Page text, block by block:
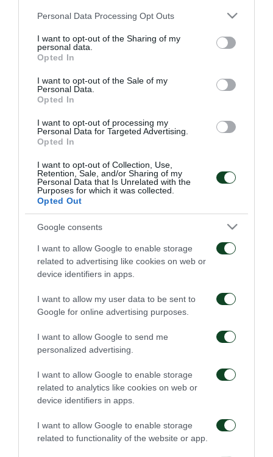
Please note that this website/app uses one or more Google
not limited to your visit or usage behaviour. You may click to
grant or deny consent to Google and its third-party tags to
use your data for below specified purposes in below Google
consent section.
Personal Data Processing Opt Outs
I want to opt-out of the Sharing of my
personal data.
Opted In
I want to opt-out of the Sale of my
Personal Data.
Opted In
I want to opt-out of processing my
Personal Data for Targeted Advertising.
Opted In
I want to opt-out of Collection, Use,
Retention, Sale, and/or Sharing of my
Personal Data that Is Unrelated with the
Purposes for which it was collected.
Opted Out
Google consents
I want to allow Google to enable storage
related to advertising like cookies on web or
device identifiers in apps.
I want to allow my user data to be sent to
Google for online advertising purposes.
I want to allow Google to send me
personalized advertising.
I want to allow Google to enable storage
related to analytics like cookies on web or
device identifiers in apps.
I want to allow Google to enable storage
related to functionality of the website or app.
Μετά το τέλος της προπόνησης ο Ιβάν Γιοβάνοβιτς
ανακοίνωσε τη λίστα των ποδοσφαιριστών που
βρίσκονται στην αποστολή. Σε αυτή
Ξενόπουλος, Χουάνκαρ, Βέλεθ, Σένκεφελντ,
Καρλίτος, Χατζηθεοδωρίδης, Σάντσες, Λούντκβιστ,
Ρουμπέν, Βιγιαφάνιες, Αϊτόρ, Ενγκμπακοτό,
Κώτσιρας, Σάρλια, Παλάσιος, Πούγγουρας,
Μαουρίσιο, Βιτάλ.
ΑΓΩΝΙΣΤΙΚΑ
Τακτική και κυκλοφορία
της μπάλας
08/08/2026
Πρώτη προπόνηση για
06/08/2026